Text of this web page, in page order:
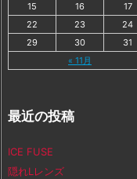
« 11月
15
16 17
22
23 24
29
30 31
最近の投稿
ICE FUSE
隠れLレンズ